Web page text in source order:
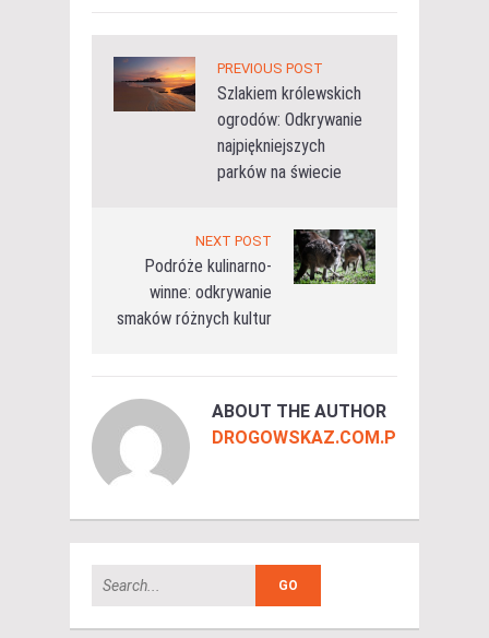
PREVIOUS POST
Szlakiem królewskich
ogrodów: Odkrywanie
najpiękniejszych
parków na świecie
NEXT POST
Podróże kulinarno-
winne: odkrywanie
smaków różnych kultur
ABOUT THE AUTHOR
DROGOWSKAZ.COM.PL